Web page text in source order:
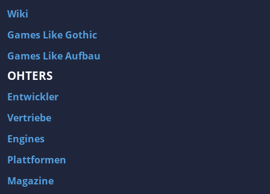
Wiki
Games Like Gothic
Games Like Aufbau
OHTERS
Entwickler
Vertriebe
Engines
Plattformen
Magazine